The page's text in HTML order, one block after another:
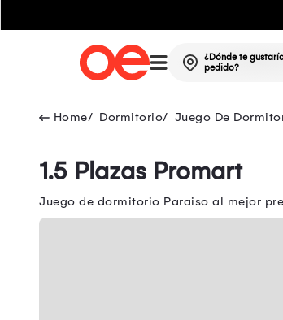
¿Dónde te
pedido?
Dormitorio Juego De
1.5 Plazas Promart
Juego de dormitorio Paraiso al mejor